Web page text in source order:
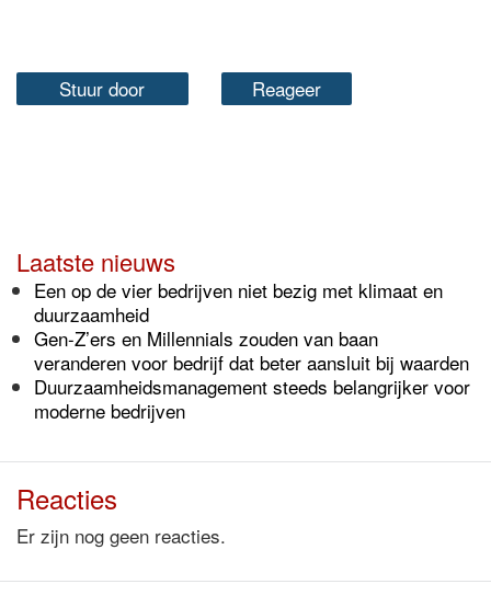
Stuur door Reageer
Laatste nieuws
Een op de vier bedrijven niet bezig met klimaat en
duurzaamheid
Gen-Z’ers en Millennials zouden van baan
veranderen voor bedrijf dat beter aansluit bij waarden
Duurzaamheidsmanagement steeds belangrijker voor
moderne bedrijven
Reacties
Er zijn nog geen reacties.